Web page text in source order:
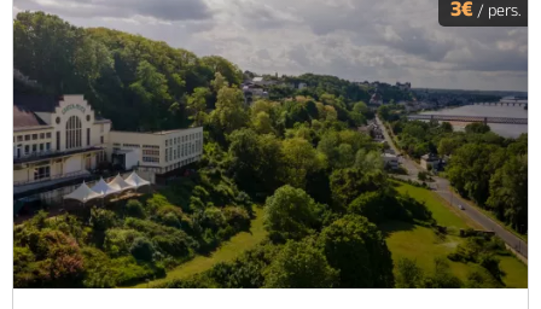
3€ / pers.